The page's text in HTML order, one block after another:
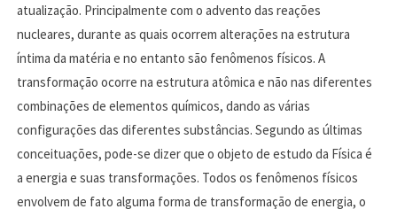
atualização. Principalmente com o advento das reações
nucleares, durante as quais ocorrem alterações na estrutura
íntima da matéria e no entanto são fenômenos físicos. A
transformação ocorre na estrutura atômica e não nas diferentes
combinações de elementos químicos, dando as várias
configurações das diferentes substâncias. Segundo as últimas
conceituações, pode-se dizer que o objeto de estudo da Física é
a energia e suas transformações. Todos os fenômenos físicos
envolvem de fato alguma forma de transformação de energia, o